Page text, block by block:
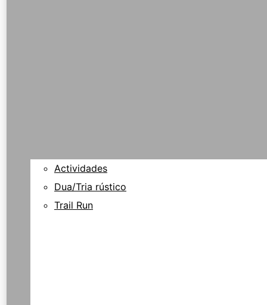
Actividades
Dua/Tria rústico
Trail Run